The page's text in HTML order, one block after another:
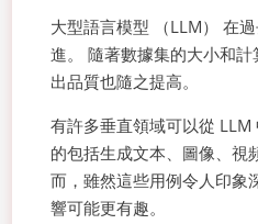
大型語言模型 （LLM） 在
進。 隨著數據集的大小和
出品質也隨之提高。
有許多垂直領域可以從
的包括生成文本、圖像、視
而，雖然這些用例令人印象
響可能更有趣。